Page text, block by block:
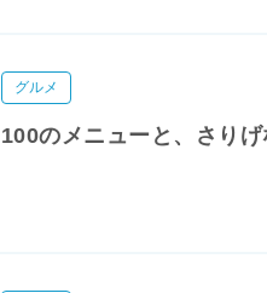
グルメ
100のメニューと、さり